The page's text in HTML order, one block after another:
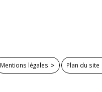
Mentions légales Plan du site